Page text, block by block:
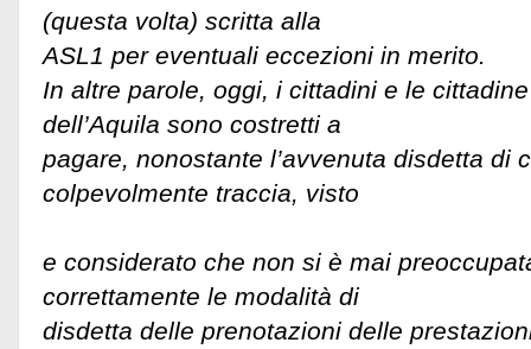
(questa volta) scritta alla
ASL1 per eventuali eccezioni in merito.
In altre parole, oggi, i cittadini e le
dell’Aquila sono costretti a
pagare, nonostante l’avvenuta disdetta di
colpevolmente traccia, visto
e considerato che non si è mai
correttamente le modalità di
disdetta delle prenotazioni delle